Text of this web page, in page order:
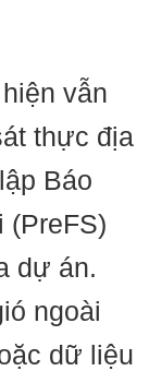
vẫn
thực địa
Báo
(PreFS)
dự án.
ngoài
dữ liệu